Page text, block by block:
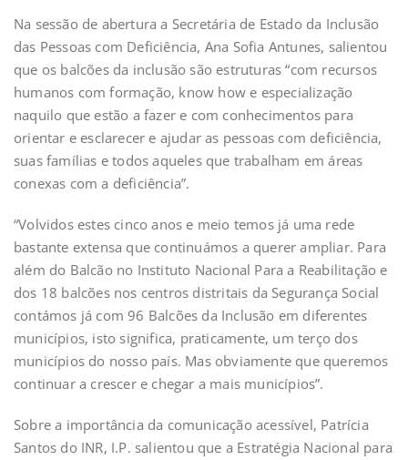
Na sessão de abertura a Secretária de Estado da Inclusão
das Pessoas com Deficiência, Ana Sofia Antunes, salientou
que os balcões da inclusão são estruturas “com recursos
humanos com formação, know how e especialização
naquilo que estão a fazer e com conhecimentos para
orientar e esclarecer e ajudar as pessoas com deficiência,
suas famílias e todos aqueles que trabalham em áreas
conexas com a deficiência”.
“Volvidos estes cinco anos e meio temos já uma rede
bastante extensa que continuámos a querer ampliar. Para
além do Balcão no Instituto Nacional Para a Reabilitação e
dos 18 balcões nos centros distritais da Segurança Social
contámos já com 96 Balcões da Inclusão em diferentes
municípios, isto significa, praticamente, um terço dos
municípios do nosso país. Mas obviamente que queremos
continuar a crescer e chegar a mais municípios”.
Sobre a importância da comunicação acessível, Patrícia
Santos do INR, I.P. salientou que a Estratégia Nacional para